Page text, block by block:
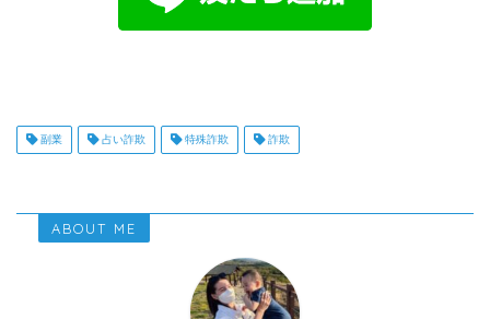
副業 占い詐欺 特殊詐欺 詐欺
ABOUT ME